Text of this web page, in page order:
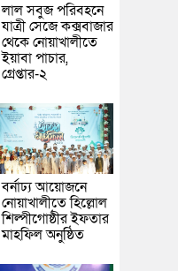
লাল সবুজ পরিবহনে
যাত্রী সেজে কক্সবাজার
থেকে নোয়াখালীতে
ইয়াবা পাচার,
গ্রেপ্তার-২
বর্নাঢ্য আয়োজনে
নোয়াখালীতে হিল্লোল
শিল্পীগোষ্ঠীর ইফতার
মাহফিল অনুষ্ঠিত